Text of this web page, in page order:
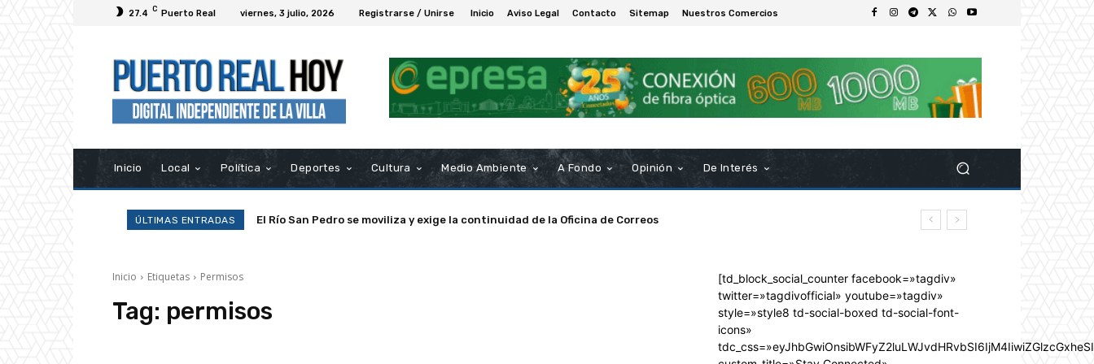
27.4 C Puerto Real viernes, 3 julio, 2026 Registrarse / Unirse Inicio Aviso Legal Contacto Sitemap Nuestros Comercios
Inicio Local Política Deportes Cultura Medio Ambiente A Fondo Opinión De Interés
ÚLTIMAS ENTRADAS El Río San Pedro se moviliza y exige la continuidad de la Oficina de Correos
Inicio Etiquetas Permisos
Tag: permisos
[td_block_social_counter facebook=»tagdiv»
twitter=»tagdivofficial» youtube=»tagdiv»
style=»style8 td-social-boxed td-social-font-
icons»